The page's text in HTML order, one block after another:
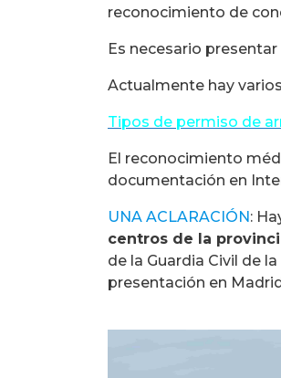
reconocimiento de
Es necesario
Actualmente hay
Tipos de permiso de
El reconocimiento
documentación en
UNA ACLARACIÓN:
centros de la
de la Guardia Civil de
presentación en